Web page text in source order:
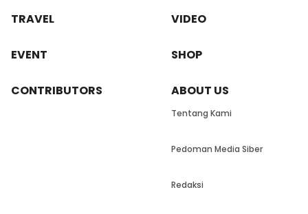
TRAVEL VIDEO
EVENT SHOP
CONTRIBUTORS ABOUT US
Tentang Kami
Pedoman Media Siber
Redaksi